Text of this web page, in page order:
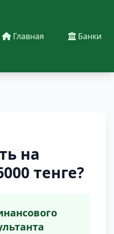
Главная Банки
на
тенге?